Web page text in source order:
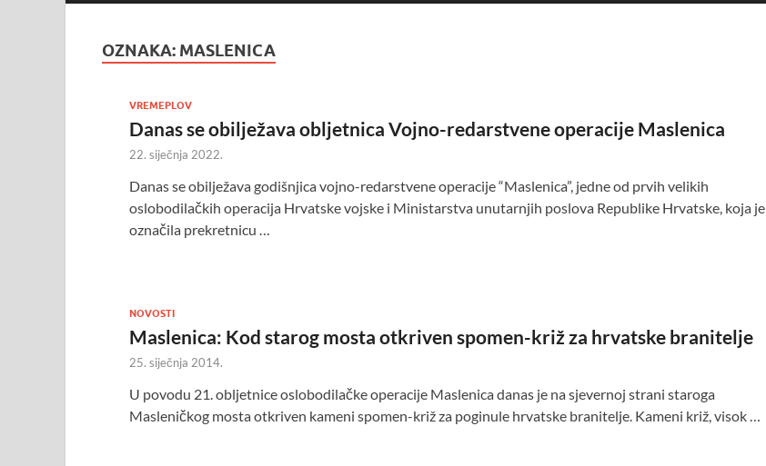
OZNAKA: MASLENICA
VREMEPLOV
Danas se obilježava obljetnica Vojno-redarstvene operacije Maslenica
22. siječnja 2022.
Danas se obilježava godišnjica vojno-redarstvene operacije “Maslenica”, jedne od prvih velikih
oslobodilačkih operacija Hrvatske vojske i Ministarstva unutarnjih poslova Republike Hrvatske, koja je
označila prekretnicu …
NOVOSTI
Maslenica: Kod starog mosta otkriven spomen-križ za hrvatske branitelje
25. siječnja 2014.
U povodu 21. obljetnice oslobodilačke operacije Maslenica danas je na sjevernoj strani staroga
Masleničkog mosta otkriven kameni spomen-križ za poginule hrvatske branitelje. Kameni križ, visok …